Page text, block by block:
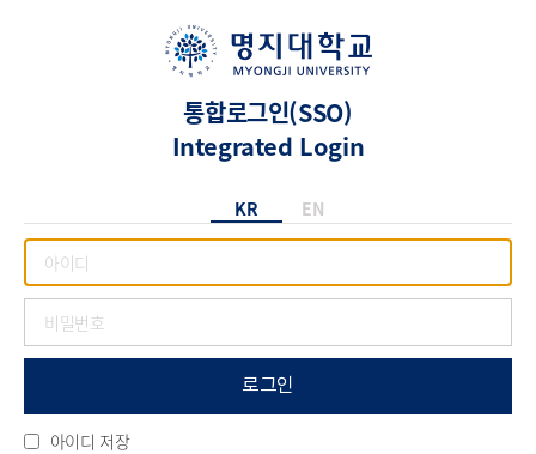
통합로그인(SSO)
Integrated Login
KR EN
로그인
아이디 저장